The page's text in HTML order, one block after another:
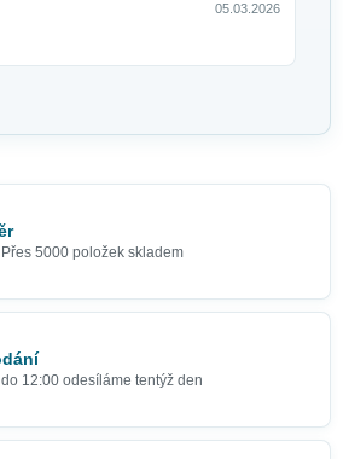
05.03.2026
5000 položek skladem
12:00 odesíláme tentýž den